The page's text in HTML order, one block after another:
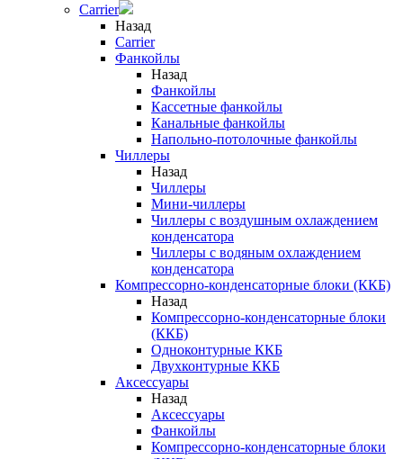
Carrier
Назад
Carrier
Фанкойлы
Назад
Фанкойлы
Кассетные фанкойлы
Канальные фанкойлы
Напольно-потолочные фанкойлы
Чиллеры
Назад
Чиллеры
Мини-чиллеры
Чиллеры с воздушным охлаждением
конденсатора
Чиллеры с водяным охлаждением
конденсатора
Компрессорно-конденсаторные блоки (ККБ)
Назад
Компрессорно-конденсаторные блоки
(ККБ)
Одноконтурные ККБ
Двухконтурные ККБ
Аксессуары
Назад
Аксессуары
Фанкойлы
Компрессорно-конденсаторные блоки